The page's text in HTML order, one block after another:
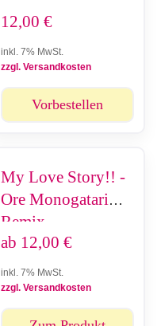
12,00 €
inkl. 7% MwSt.
zzgl. Versandkosten
Vorbestellen
My Love Story!! -
Ore Monogatari
Remix
ab 12,00 €
inkl. 7% MwSt.
zzgl. Versandkosten